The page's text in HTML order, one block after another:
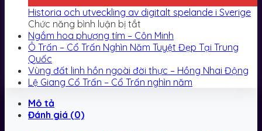
Historia och utveckling av digitalt spelande i Sverige
Chức năng bình luận bị tắt
Historia
och
av
digitalt
Ngắm hoa phượng tím – Côn Minh
Ô Trấn – Cổ Trấn Nghìn Năm Tuyệt Đẹp Tại Trung
Quốc
Vùng đất linh hồn ngoài đời thực – Hồng Nhai Động
Lệ Giang Cổ Trấn – Cổ Trấn nghìn năm
Mô tả
Đánh giá (0)